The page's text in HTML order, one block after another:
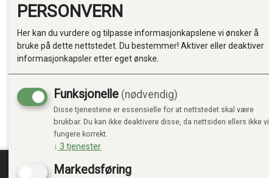
PERSONVERN
Her kan du vurdere og tilpasse informasjonkapslene vi ønsker å
bruke på dette nettstedet. Du bestemmer! Aktiver eller deaktiver
informasjonkapsler etter eget ønske.
Funksjonelle (nødvendig)
Disse tjenestene er essensielle for at nettstedet skal være
brukbar. Du kan ikke deaktivere disse, da nettsiden ellers ikke vil
fungere korrekt.
↓ 3 tjenester
Markedsføring